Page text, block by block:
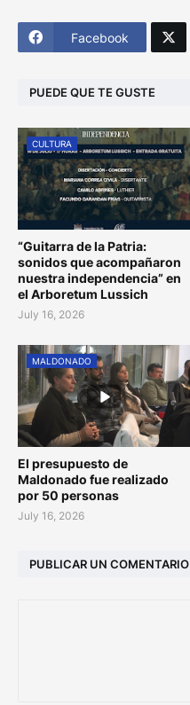
Facebook
PUEDE QUE TE GUSTE
CULTURA
“Guitarra de la Patria:
sonidos que acompañaron
nuestra independencia” en
el Arboretum Lussich
July 16, 2026
MALDONADO
El presupuesto de
Maldonado fue realizado
por 50 personas
July 16, 2026
PUBLICAR UN COMENTARIO